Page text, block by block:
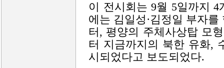
이 전시회는 9월 5일까지
에는 김일성·김정일 부자
터, 평양의 주체사상탑 모
터 지금까지의 북한 유화,
시되었다고 보도되었다.